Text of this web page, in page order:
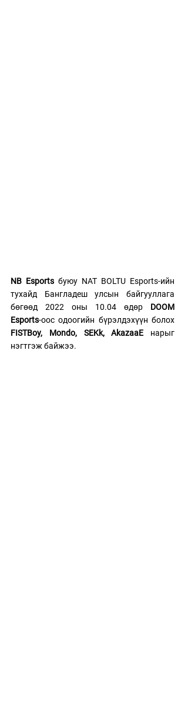
NB Esports буюу NAT BOLTU Esports-ийн
тухайд Бангладеш улсын байгууллага
бөгөөд 2022 оны 10.04 өдөр DOOM
Esports
FISTBoy, Mondo, SEKk, AkazaaE
нарыг
нэгтгэж байжээ.